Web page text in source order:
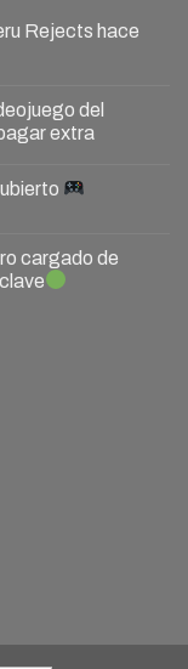
Rejects hace
del
extra
cargado de